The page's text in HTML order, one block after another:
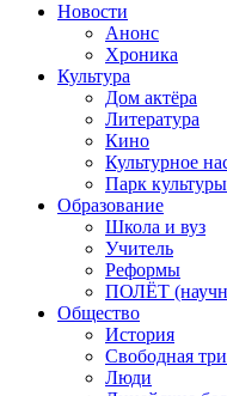
Новости
Анонс
Хроника
Культура
Дом актёра
Литература
Кино
Культурное
Парк
Образование
Школа и вуз
Учитель
Реформы
ПОЛЁТ
Общество
История
Свободная
Люди